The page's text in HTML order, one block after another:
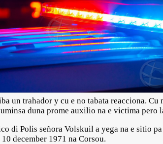
un trahador y cu e no tabata reacciona.
duna prome auxilio na e victima pero
di Polis señora Volskuil a yega na e sitio
10 december 1971 na Corsou.